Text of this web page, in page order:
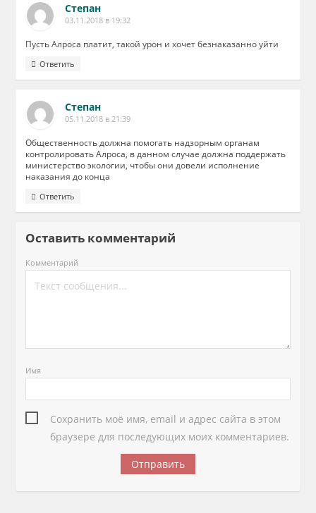
Степан
03.11.2018 в 19:32
Пусть Алроса платит, такой урон и хочет безнаказанно уйти
Ответить
Степан
05.11.2018 в 21:39
Общественность должна помогать надзорным органам
контролировать Алроса, в данном случае должна поддержать
министерство экологии, чтобы они довели исполнение
наказания до конца
Ответить
Оставить комментарий
Комментарий
Имя
Сохранить моё имя, email и адрес сайта в этом
браузере для последующих моих комментариев.